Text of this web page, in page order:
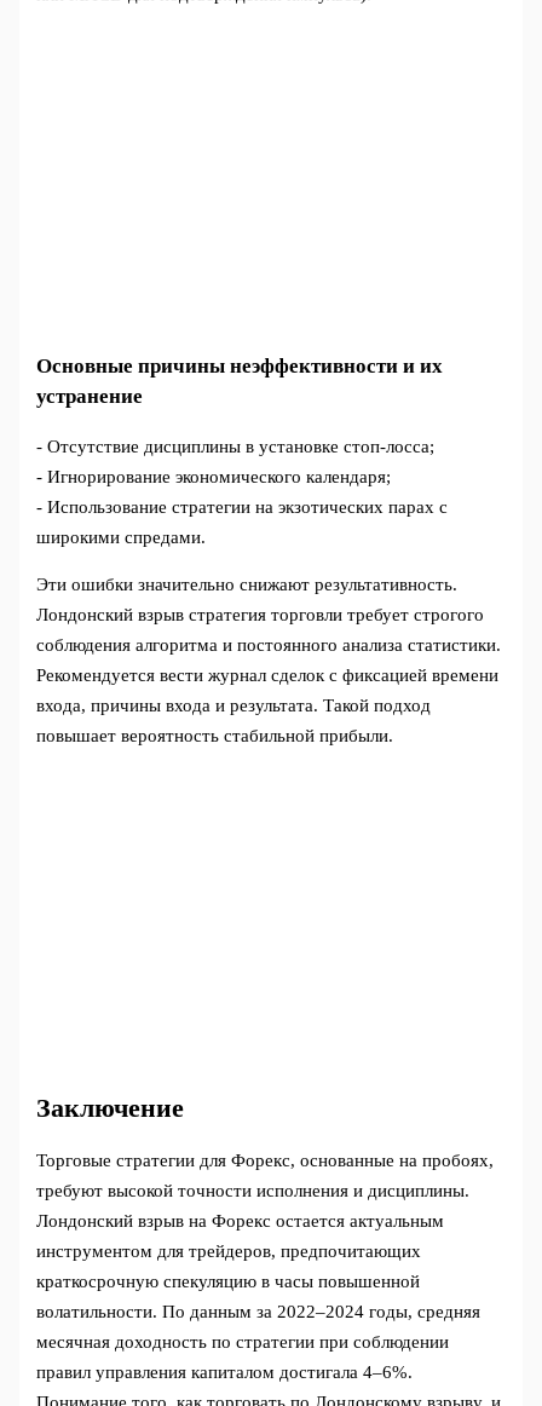
Основные причины неэффективности и их
устранение
- Отсутствие дисциплины в установке стоп-лосса;
- Игнорирование экономического календаря;
- Использование стратегии на экзотических парах с
широкими спредами.
Эти ошибки значительно снижают результативность.
Лондонский взрыв стратегия торговли требует строгого
соблюдения алгоритма и постоянного анализа статистики.
Рекомендуется вести журнал сделок с фиксацией времени
входа, причины входа и результата. Такой подход
повышает вероятность стабильной прибыли.
Заключение
Торговые стратегии для Форекс, основанные на пробоях,
требуют высокой точности исполнения и дисциплины.
Лондонский взрыв на Форекс остается актуальным
инструментом для трейдеров, предпочитающих
краткосрочную спекуляцию в часы повышенной
волатильности. По данным за 2022–2024 годы, средняя
месячная доходность по стратегии при соблюдении
правил управления капиталом достигала 4–6%.